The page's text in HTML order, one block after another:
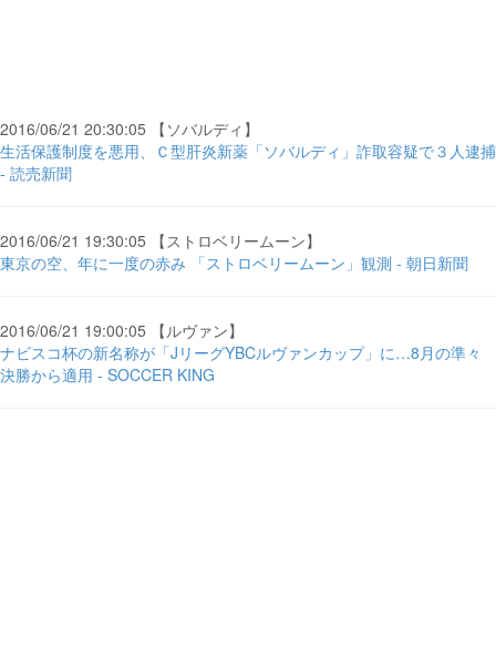
2016/06/21 20:30:05 【ソバルディ】
生活保護制度を悪用、Ｃ型肝炎新薬「ソバルディ」詐取容疑で３人逮捕
- 読売新聞
2016/06/21 19:30:05 【ストロベリームーン】
東京の空、年に一度の赤み 「ストロベリームーン」観測 - 朝日新聞
2016/06/21 19:00:05 【ルヴァン】
ナビスコ杯の新名称が「JリーグYBCルヴァンカップ」に…8月の準々
決勝から適用 - SOCCER KING